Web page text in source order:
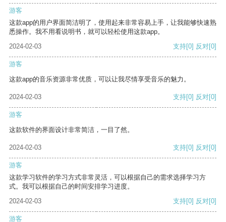
游客
这款app的用户界面简洁明了，使用起来非常容易上手，让我能够快速熟
悉操作。我不用看说明书，就可以轻松使用这款app。
2024-02-03
支持[0] 反对[0]
游客
这款app的音乐资源非常优质，可以让我尽情享受音乐的魅力。
2024-02-03 支持[0] 反对[0]
游客
这款软件的界面设计非常简洁，一目了然。
2024-02-03 支持[0] 反对[0]
游客
这款学习软件的学习方式非常灵活，可以根据自己的需求选择学习方
式。我可以根据自己的时间安排学习进度。
2024-02-03
支持[0] 反对[0]
游客